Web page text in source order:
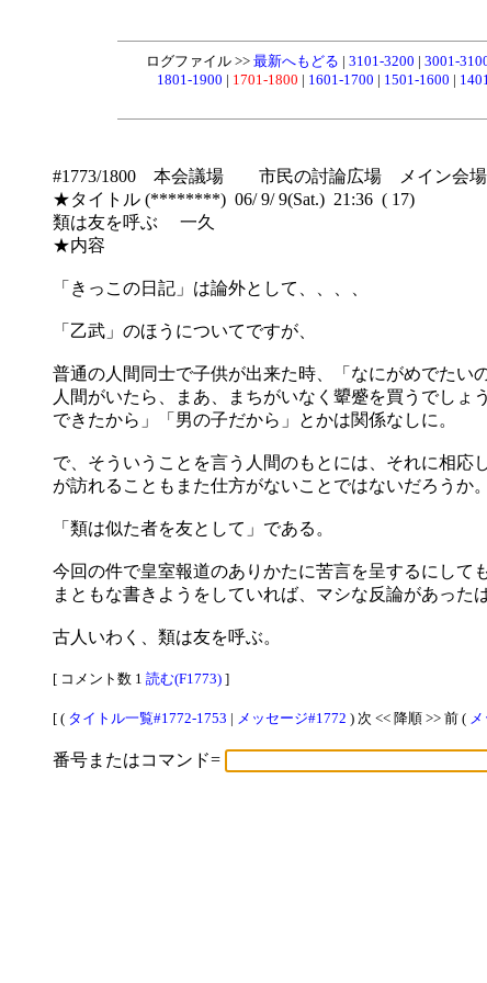
ログファイル >> 最新へもどる | 3101-3200 | 3001-
1801-1900 | 1701-1800 | 1601-1700 | 1501-1600 |
#1773/1800 本会議場 市民の討論広場 メイン会
★タイトル (********) 06/ 9/ 9(Sat.) 21:36 ( 17)
類は友を呼ぶ 一久
★内容
「きっこの日記」は論外として、、、、
「乙武」のほうについてですが、
普通の人間同士で子供が出来た時、「なにがめでたい
人間がいたら、まあ、まちがいなく顰蹙を買うでしょ
できたから」「男の子だから」とかは関係なしに。
で、そういうことを言う人間のもとには、それに相応
が訪れることもまた仕方がないことではないだろうか。
「類は似た者を友として」である。
今回の件で皇室報道のありかたに苦言を呈するにして
まともな書きようをしていれば、マシな反論があったは
古人いわく、類は友を呼ぶ。
[ コメント数 1 読む(F1773) ]
[ ( タイトル一覧#1772-1753 | メッセージ#1772 ) 次 << 降順 >> 前 (
番号またはコマンド=